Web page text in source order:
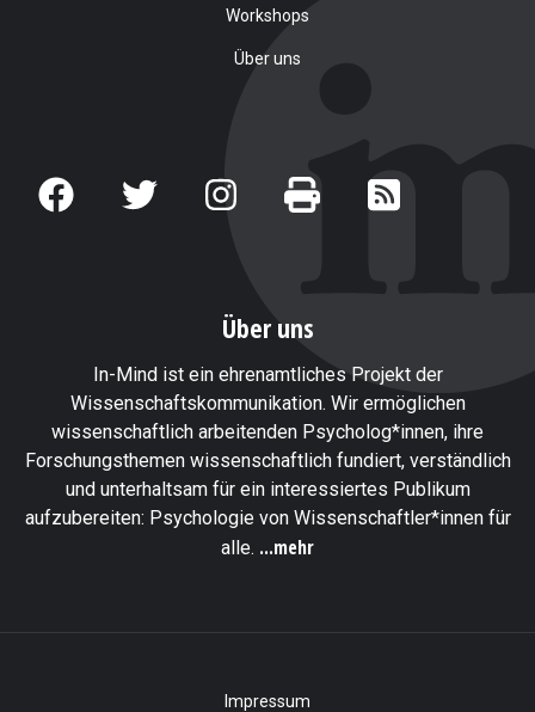
Workshops
Über uns
Über uns
In-Mind ist ein ehrenamtliches Projekt der
Wissenschaftskommunikation. Wir ermöglichen
wissenschaftlich arbeitenden Psycholog*innen, ihre
Forschungsthemen wissenschaftlich fundiert, verständlich
und unterhaltsam für ein interessiertes Publikum
aufzubereiten: Psychologie von Wissenschaftler*innen für
alle. ...mehr
Impressum